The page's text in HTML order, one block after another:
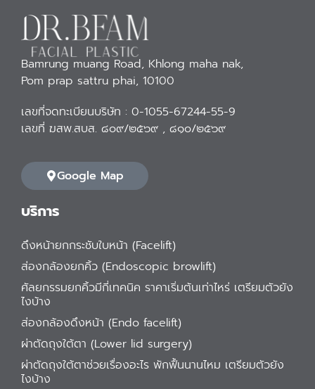
Bamrung muang Road, Khlong maha nak,
Pom prap sattru phai, 10100
เลขที่จดทะเบียนบริษัท : 0-1055-67244-55-9
เลขที่ ฆสพ.สบส. ๘๐๙/๒๕๖๙ , ๘๑๐/๒๕๖๙
Google Map
บริการ
ดึงหน้ายกกระชับใบหน้า (Facelift)
ส่องกล้องยกคิ้ว (Endoscopic browlift)
ศัลยกรรมยกคิ้วมีกี่เทคนิค ราคาเริ่มต้นเท่าไหร่ เตรียมตัวยัง
ไงบ้าง
ส่องกล้องดึงหน้า (Endo facelift)
ผ่าตัดถุงใต้ตา (Lower lid surgery)
ผ่าตัดถุงใต้ตาช่วยเรื่องอะไร พักฟื้นนานไหม เตรียมตัวยัง
ไงบ้าง